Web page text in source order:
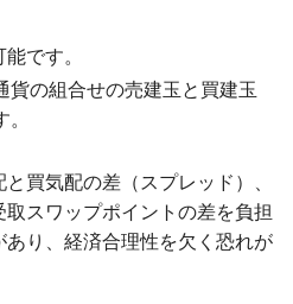
です。
貨の組合せの売建玉と買建玉
買気配の差（スプレッド）、
スワップポイントの差を負担
り、経済合理性を欠く恐れが